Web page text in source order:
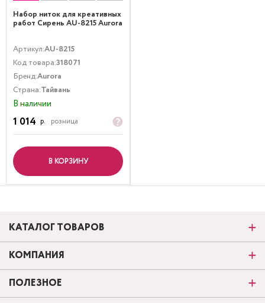
Набор ниток для креативных
работ Сирень AU-8215 Aurora
Артикул:AU-8215
Код товара:318071
Бренд:Aurora
Страна:Тайвань
В наличии
1 014 р. розница
В КОРЗИНУ
КАТАЛОГ ТОВАРОВ
КОМПАНИЯ
ПОЛЕЗНОЕ